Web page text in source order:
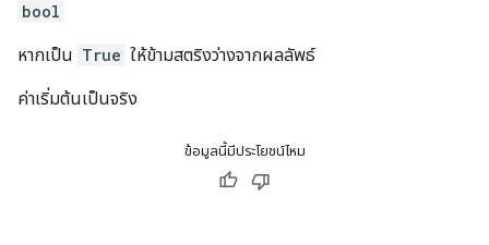
bool
หากเป็น True ให้ข้ามสตริงว่างจากผลลัพธ์
ค่าเริ่มต้นเป็นจริง
ข้อมูลนี้มีประโยชน์ไหม